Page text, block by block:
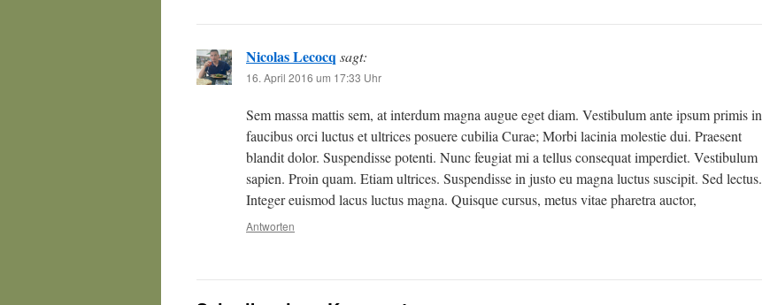
Nicolas Lecocq sagt:
16. April 2016 um 17:33 Uhr
Sem massa mattis sem, at interdum magna augue eget diam. Vestibulum ante ipsum primis in
faucibus orci luctus et ultrices posuere cubilia Curae; Morbi lacinia molestie dui. Praesent
blandit dolor. Suspendisse potenti. Nunc feugiat mi a tellus consequat imperdiet. Vestibulum
sapien. Proin quam. Etiam ultrices. Suspendisse in justo eu magna luctus suscipit. Sed lectus.
Integer euismod lacus luctus magna. Quisque cursus, metus vitae pharetra auctor,
Antworten